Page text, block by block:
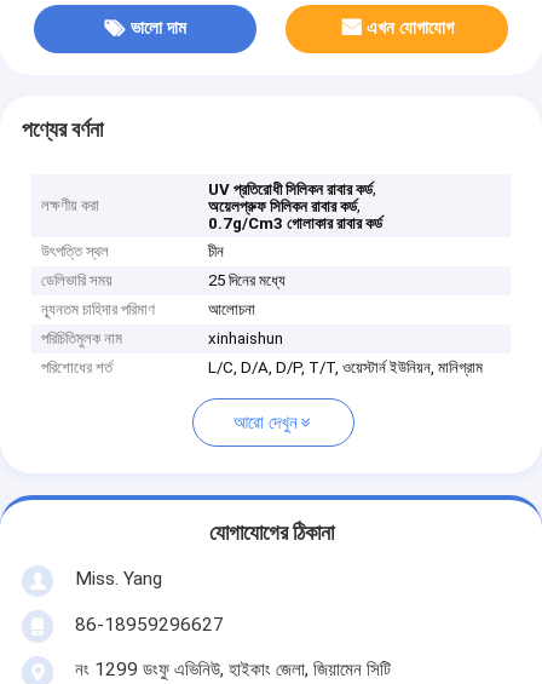
ভালো দাম এখন যোগাযোগ
পণ্যের বর্ণনা
লক্ষণীয় করা
UV প্রতিরোধী সিলিকন রাবার কর্ড,
অয়েলপ্রুফ সিলিকন রাবার কর্ড,
0.7g/Cm3 গোলাকার রাবার কর্ড
উৎপত্তি স্থল
চীন
ডেলিভারি সময়
25 দিনের মধ্যে
ন্যূনতম চাহিদার পরিমাণ
আলোচনা
পরিচিতিমুলক নাম
xinhaishun
পরিশোধের শর্ত
L/C, D/A, D/P, T/T, ওয়েস্টার্ন ইউনিয়ন, মানিগ্রাম
আরো দেখুন
যোগাযোগের ঠিকানা
Miss. Yang
86-18959296627
নং 1299 ডংফু এভিনিউ, হাইকাং জেলা, জিয়ামেন সিটি